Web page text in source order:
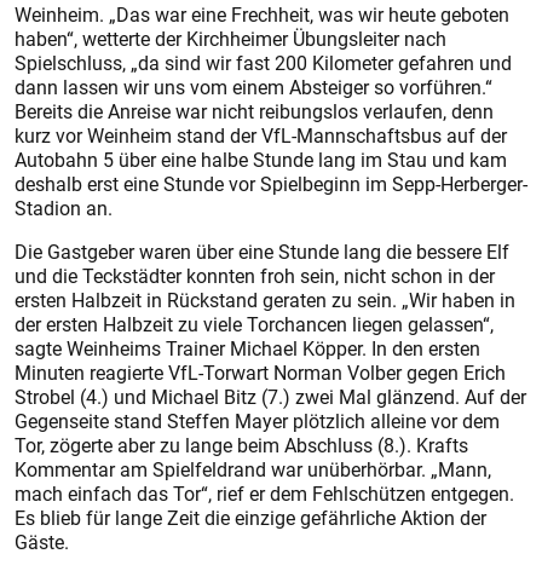
Weinheim. „Das war eine Frechheit, was wir heute geboten
haben“, wetterte der Kirchheimer Übungsleiter nach
Spielschluss, „da sind wir fast 200 Kilometer gefahren und
dann lassen wir uns vom einem Absteiger so vorführen.“
Bereits die Anreise war nicht reibungslos verlaufen, denn
kurz vor Weinheim stand der VfL-Mannschaftsbus auf der
Autobahn 5 über eine halbe Stunde lang im Stau und kam
deshalb erst eine Stunde vor Spielbeginn im Sepp-Herberger-
Stadion an.
Die Gastgeber waren über eine Stunde lang die bessere Elf
und die Teckstädter konnten froh sein, nicht schon in der
ersten Halbzeit in Rückstand geraten zu sein. „Wir haben in
der ersten Halbzeit zu viele Torchancen liegen gelassen“,
sagte Weinheims Trainer Michael Köpper. In den ersten
Minuten reagierte VfL-Torwart Norman Volber gegen Erich
Strobel (4.) und Michael Bitz (7.) zwei Mal glänzend. Auf der
Gegenseite stand Steffen Mayer plötzlich alleine vor dem
Tor, zögerte aber zu lange beim Abschluss (8.). Krafts
Kommentar am Spielfeldrand war unüberhörbar. „Mann,
mach einfach das Tor“, rief er dem Fehlschützen entgegen.
Es blieb für lange Zeit die einzige gefährliche Aktion der
Gäste.